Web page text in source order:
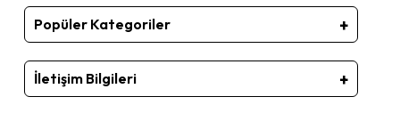
Popüler Kategoriler
İletişim Bilgileri